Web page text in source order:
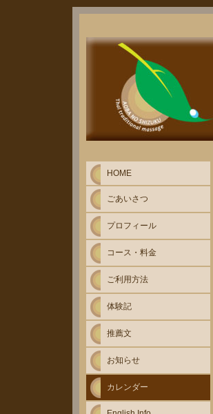
HOME
ごあいさつ
プロフィール
コース・料金
ご利用方法
体験記
推薦文
お知らせ
カレンダー